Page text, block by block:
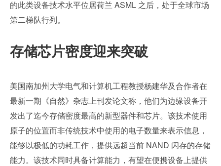
的此类设备技术水平位居荷兰 ASML 之后，处于全球市场
第二梯队行列。
存储芯片密度迎来突破
美国南加州大学电气和计算机工程教授杨建华及合作者在
最新一期《自然》杂志上刊发论文称，他们为边缘设备开
发出了迄今存储密度最高的新型器件和芯片。该技术使用
原子的位置而非传统技术中使用的电子数量来表示信息，
能够以极低的功耗工作，提供远超当前 NAND 闪存的存储
能力。该技术同时具备计算能力，有望在便携设备上提供